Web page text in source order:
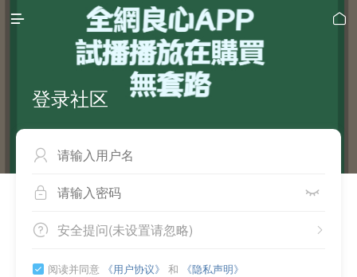
 
登录社区

 
 
安全提问(未设置请忽略)
 阅读并同意 《用户协议》 和 《隐私声明》